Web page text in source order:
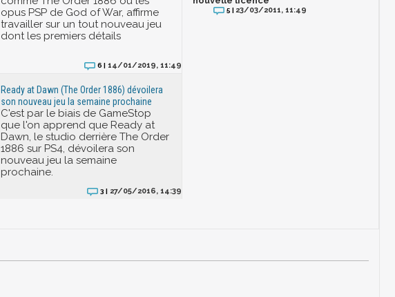
opus PSP de God of War, affirme
travailler sur un tout nouveau jeu
dont les premiers détails
6 | 14/01/2019, 11:49
Ready at Dawn (The Order 1886) dévoilera
son nouveau jeu la semaine prochaine
C'est par le biais de GameStop
que l'on apprend que Ready at
Dawn, le studio derrière The Order
1886 sur PS4, dévoilera son
nouveau jeu la semaine
prochaine.
3 | 27/05/2016, 14:39
5 | 23/03/2011, 11:49